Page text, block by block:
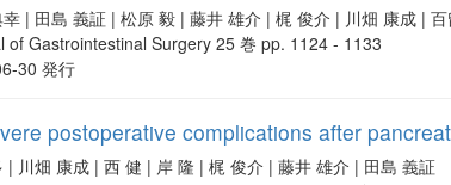
| 田島 義証 | 松原 毅 | 藤井 雄介 | 梶 俊介 | 川畑 康成 |
of Gastrointestinal Surgery 25 巻 pp. 1124 - 1133
30 発行
postoperative complications after
| 川畑 康成 | 西 健 | 岸 隆 | 梶 俊介 | 藤井 雄介 | 田島 義証